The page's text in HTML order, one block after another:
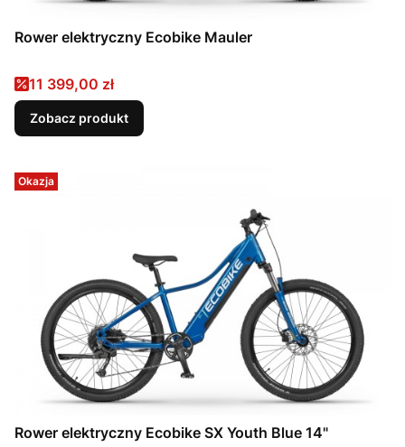
Rower elektryczny Ecobike Mauler
Cena promocyjna
11 399,00 zł
Zobacz produkt
Okazja
Rower elektryczny Ecobike SX Youth Blue 14"